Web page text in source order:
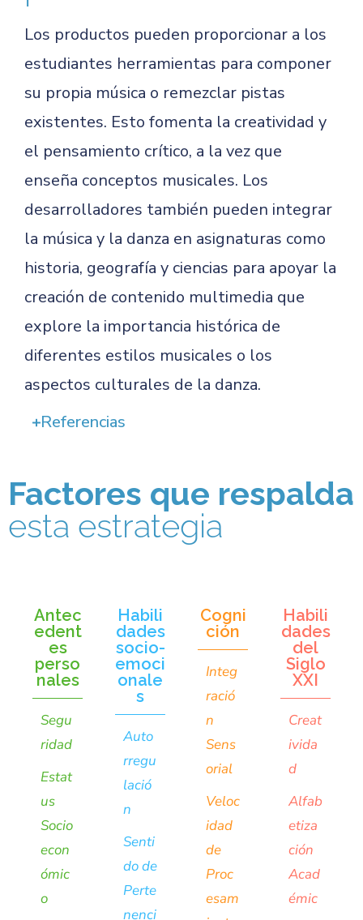
Los productos pueden proporcionar a los
estudiantes herramientas para componer
su propia música o remezclar pistas
existentes. Esto fomenta la creatividad y
el pensamiento crítico, a la vez que
enseña conceptos musicales. Los
desarrolladores también pueden integrar
la música y la danza en asignaturas como
historia, geografía y ciencias para apoyar la
creación de contenido multimedia que
explore la importancia histórica de
diferentes estilos musicales o los
aspectos culturales de la danza.
Referencias
Factores que respalda
esta estrategia
Antec
edent
es
perso
nales
Segu
ridad
Estat
us
Socio
econ
ómic
o
Habili
dades
socio-
emoci
onale
s
Auto
rregu
lació
n
Senti
do de
Perte
nenci
Cogni
ción
Integ
ració
n
Sens
orial
Veloc
idad
de
Proc
esam
Habili
dades
del
Siglo
XXI
Creat
ivida
d
Alfab
etiza
ción
Acad
émic